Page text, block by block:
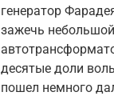
генератор
зажечь
десятые доли
пошел немного